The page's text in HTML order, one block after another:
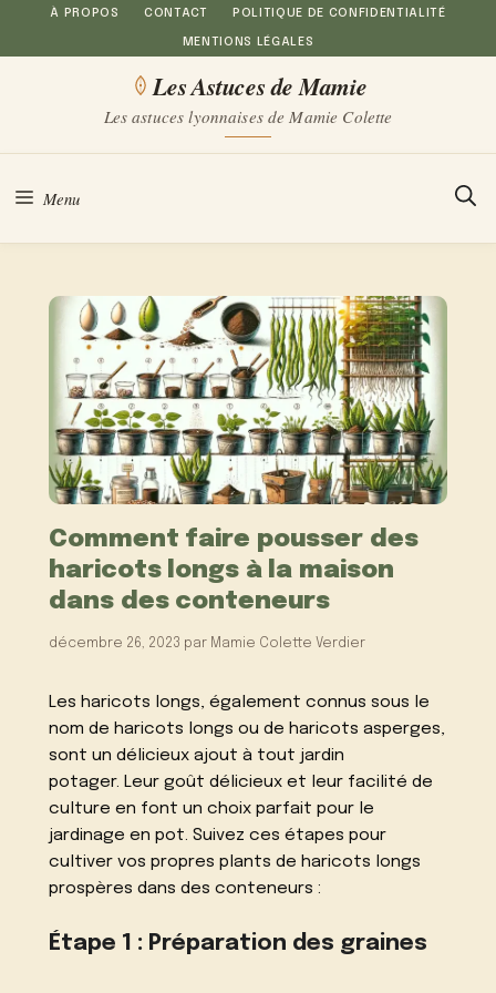
Aller
au
À PROPOS CONTACT POLITIQUE DE CONFIDENTIALITÉ
MENTIONS LÉGALES
Les Astuces de Mamie
Les astuces lyonnaises de Mamie Colette
Menu
Comment faire pousser des
haricots longs à la maison
dans des conteneurs
décembre 26, 2023 par Mamie Colette Verdier
Les haricots longs, également connus sous le
nom de haricots longs ou de haricots asperges,
sont un délicieux ajout à tout jardin
potager. Leur goût délicieux et leur facilité de
culture en font un choix parfait pour le
jardinage en pot. Suivez ces étapes pour
cultiver vos propres plants de haricots longs
prospères dans des conteneurs :
Étape 1 : Préparation des graines